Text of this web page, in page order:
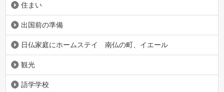
住まい
出国前の準備
日仏家庭にホームステイ 南仏の町、イエール
観光
語学学校